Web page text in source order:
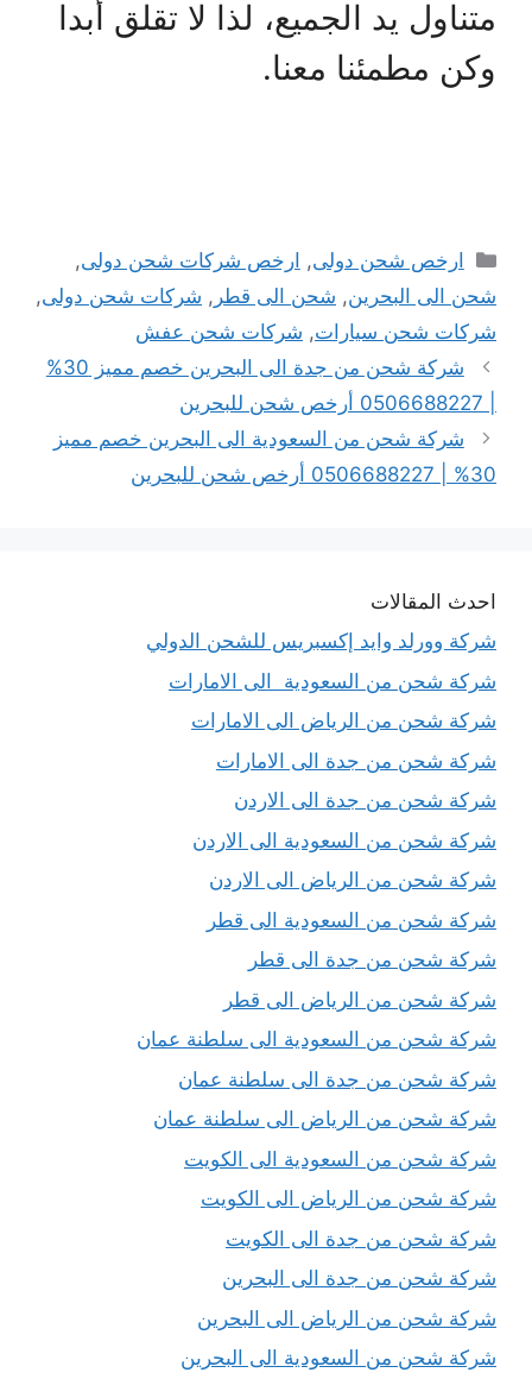
متناول يد الجميع، لذا لا تقلق أبدا
وكن مطمئنا معنا.
التصنيفات
ارخص شحن دولى, ارخص شركات شحن دولى,
شحن الى البحرين, شحن الى قطر , شركات شحن دولى,
شركات شحن سيارات, شركات شحن عفش
شركة شحن من جدة الى البحرين خصم مميز 30%
شركة شحن من السعودية الى البحرين خصم مميز
30% | 0506688227 أرخص شحن للبحرين
احدث المقالات
شركة وورلد وايد إكسبريس للشحن الدولي
شركة شحن من السعودية الى الامارات
شركة شحن من الرياض الى الامارات
شركة شحن من جدة الى الامارات
شركة شحن من جدة الى الاردن
شركة شحن من السعودية الى الاردن
شركة شحن من الرياض الى الاردن
شركة شحن من السعودية الى قطر
شركة شحن من جدة الى قطر
شركة شحن من الرياض الى قطر
شركة شحن من السعودية الى سلطنة عمان
شركة شحن من جدة الى سلطنة عمان
شركة شحن من الرياض الى سلطنة عمان
شركة شحن من السعودية الى الكويت
شركة شحن من الرياض الى الكويت
شركة شحن من جدة الى الكويت
شركة شحن من جدة الى البحرين
شركة شحن من الرياض الى البحرين
شركة شحن من السعودية الى البحرين